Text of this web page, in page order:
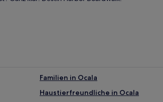
Familien in Ocala
Haustierfreundliche in Ocala